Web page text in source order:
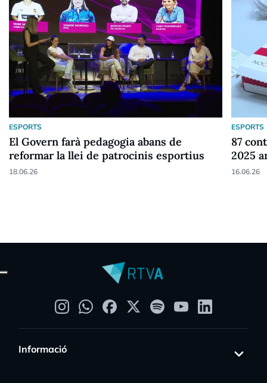
ESPORTS
El Govern farà pedagogia abans de
reformar la llei de patrocinis esportius
18.06.26
ESPORTS
87
2025
16.06.26
Informació